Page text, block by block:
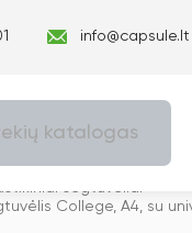
info@capsule.lt
katalogas
segtuvėliai
College, A4, su